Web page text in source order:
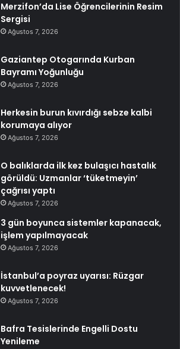
Merzifon’da Lise Öğrencilerinin Resim
Sergisi
Ağustos 7, 2026
Gaziantep Otogarında Kurban
Bayramı Yoğunluğu
Ağustos 7, 2026
Herkesin burun kıvırdığı sebze kalbi
korumaya alıyor
Ağustos 7, 2026
O balıklarda ilk kez bulaşıcı hastalık
görüldü: Uzmanlar ‘tüketmeyin’
çağrısı yaptı
Ağustos 7, 2026
3 gün boyunca sistemler kapanacak,
işlem yapılmayacak
Ağustos 7, 2026
İstanbul’a poyraz uyarısı: Rüzgar
kuvvetlenecek!
Ağustos 7, 2026
Bafra Tesislerinde Engelli Dostu
Yenileme